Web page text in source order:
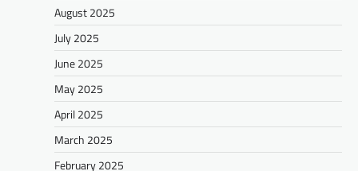
August 2025
July 2025
June 2025
May 2025
April 2025
March 2025
February 2025